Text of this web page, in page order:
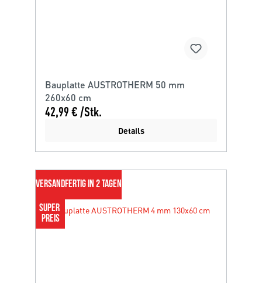
Bauplatte AUSTROTHERM 50 mm
260x60 cm
42,99 € /Stk.
Details
VERSANDFERTIG IN 2 TAGEN
SUPER
PREIS